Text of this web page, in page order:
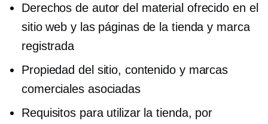
Derechos de autor del material ofrecido en el
sitio web y las páginas de la tienda y marca
registrada
Propiedad del sitio, contenido y marcas
comerciales asociadas
Requisitos para utilizar la tienda, por